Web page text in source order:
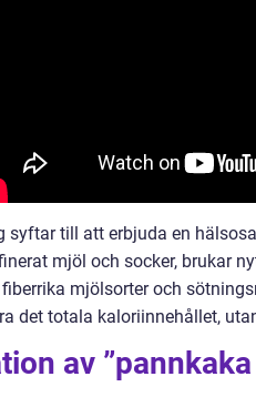
syftar till att erbjuda en
mjöl och socker, brukar
mjölsorter och
det totala kaloriinnehållet,
av